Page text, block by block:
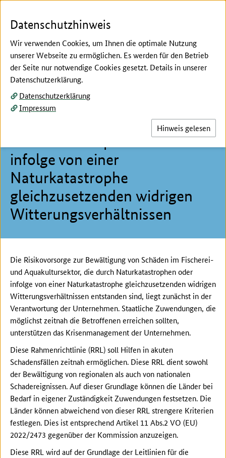
Hier beginnt der Hauptinhalt dieser Seite
Rahmenrichtlinie zur
Beseitigung von Schäden durch
Naturkatastrophen oder
infolge von einer
Naturkatastrophe
gleichzusetzenden widrigen
Witterungsverhältnissen
Die Risikovorsorge zur Bewältigung von Schäden im Fischerei-
und Aquakultursektor, die durch Naturkatastrophen oder
infolge von einer Naturkatastrophe gleichzusetzenden widrigen
Witterungsverhältnissen entstanden sind, liegt zunächst in der
Verantwortung der Unternehmen. Staatliche Zuwendungen, die
möglichst zeitnah die Betroffenen erreichen sollten,
unterstützen das Krisenmanagement der Unternehmen.
Diese Rahmenrichtlinie (RRL) soll Hilfen in akuten
Schadensfällen zeitnah ermöglichen. Diese RRL dient sowohl
der Bewältigung von regionalen als auch von nationalen
Schadereignissen. Auf dieser Grundlage können die Länder bei
Bedarf in eigener Zuständigkeit Zuwendungen festsetzen. Die
Länder können abweichend von dieser RRL strengere Kriterien
festlegen. Dies ist entsprechend Artikel 11 Abs.2 VO (EU)
2022/2473 gegenüber der Kommission anzuzeigen.
Diese RRL wird auf der Grundlage der Leitlinien für die
Datenschutzhinweis
Wir verwenden Cookies, um Ihnen die optimale Nutzung
unserer Webseite zu ermöglichen. Es werden für den Betrieb
der Seite nur notwendige Cookies gesetzt. Details in unserer
Datenschutzerklärung.
Datenschutzerklärung
Impressum
Hinweis gelesen